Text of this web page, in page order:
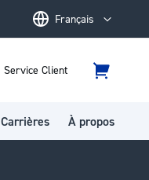
LanguageFrançais
Service Client
Panier
Carrières À propos